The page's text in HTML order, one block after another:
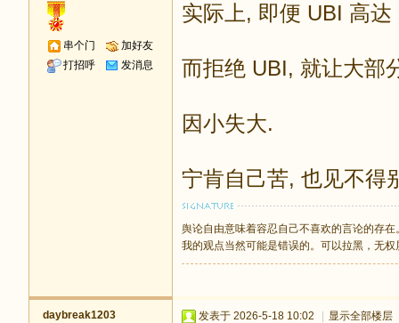
串个门
加好友
打招呼
发消息
实际上, 即便 UBI 高
而拒绝 UBI, 就让大部
因小失大.
宁肯自己苦, 也见不得
舆论自由意味着容忍自己不喜欢的言论的存在
我的观点当然可能是错误的。可以拉黑，无权
daybreak1203 发表于 2026-5-18 10:02 显示全部楼层